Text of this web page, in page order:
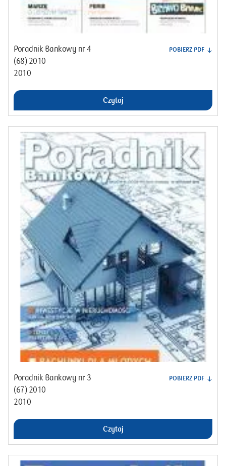
Poradnik Bankowy nr 4
(68) 2010
2010
POBIERZ PDF
Czytaj
Poradnik Bankowy nr 3
(67) 2010
2010
POBIERZ PDF
Czytaj